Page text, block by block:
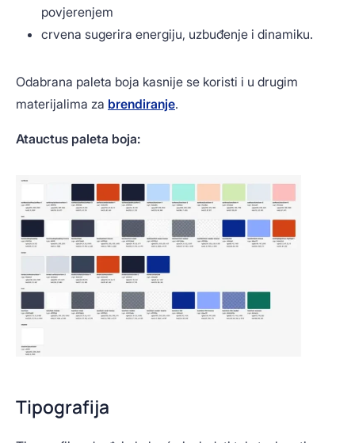
povjerenjem
crvena sugerira energiju, uzbuđenje i dinamiku.
Odabrana paleta boja kasnije se koristi i u drugim
materijalima za brendiranje.
Atauctus paleta boja:
Tipografija